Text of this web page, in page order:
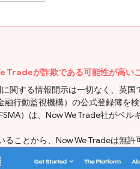
が詐欺である可能性が高いこ
関する情報開示は一切なく、英
行動監視機構）の公式登録簿を
）は、Now We Trade社がベ
ことから、Now We Tradeは無